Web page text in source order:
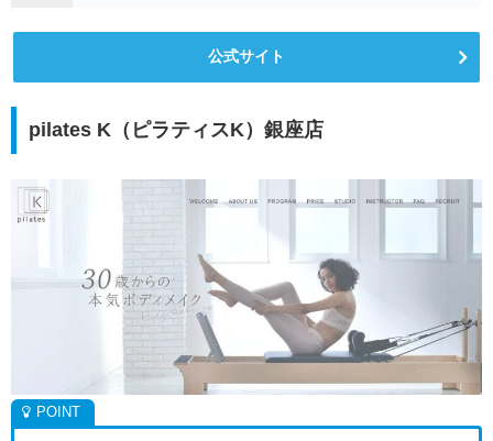
公式サイト
pilates K（ピラティスK）銀座店